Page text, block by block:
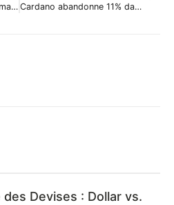
Vallourec: Les bénéfices manquent les attentes et le chiffre d’affaires dépasse le consensus au Q1 Cardano abandonne 11% dans un marché pessimiste
Devises : Dollar vs.